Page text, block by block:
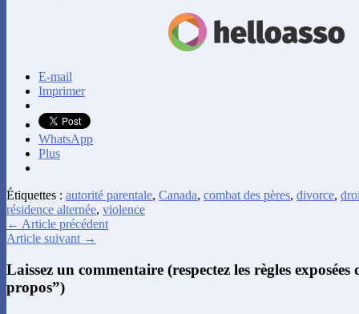
E-mail
Imprimer
WhatsApp
Plus
Étiquettes : autorité parentale, Canada, combat des pères, divorce,
résidence alternée, violence
← Article précédent
Article suivant →
Laissez un commentaire (respectez les règles
propos”)